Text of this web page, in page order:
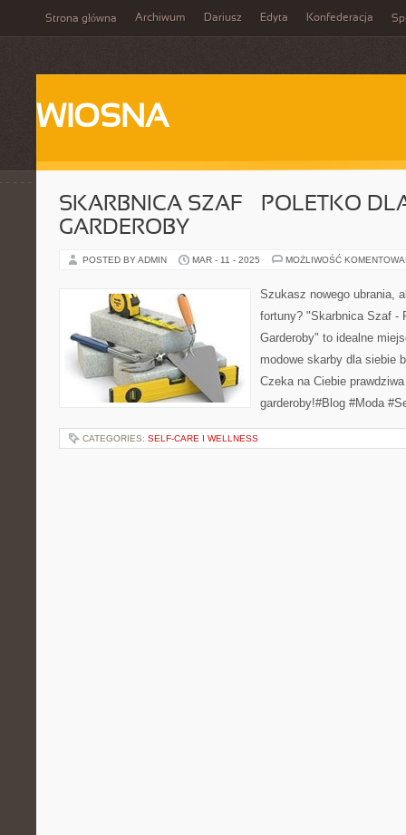
Strona główna Archiwum Dariusz Edyta Konfederacja
WIOSNA
SKARBNICA SZAF – POLETKO
GARDEROBY
POSTED BY ADMIN MAR - 11 - 2025 MOŻLIWOŚĆ
Szukasz nowego ubrania,
fortuny? "Skarbnica Szaf -
Garderoby" to idealne
modowe skarby dla siebie
Czeka na Ciebie
garderoby!#Blog #Moda
CATEGORIES: SELF-CARE I WELLNESS